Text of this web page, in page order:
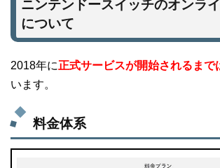
ニンテンドースイッチのオンラ
について
2018年に正式サービスが開始されるまで
います。
料金体系